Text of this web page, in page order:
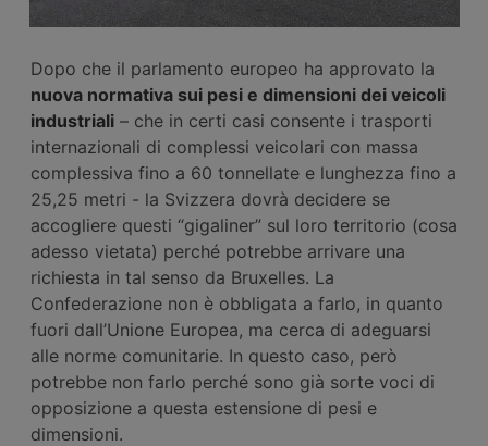
Dopo che il parlamento europeo ha approvato la
nuova normativa sui pesi e dimensioni dei veicoli
industriali – che in certi casi consente i trasporti
internazionali di complessi veicolari con massa
complessiva fino a 60 tonnellate e lunghezza fino a
25,25 metri - la Svizzera dovrà decidere se
accogliere questi “gigaliner” sul loro territorio (cosa
adesso vietata) perché potrebbe arrivare una
richiesta in tal senso da Bruxelles. La
Confederazione non è obbligata a farlo, in quanto
fuori dall’Unione Europea, ma cerca di adeguarsi
alle norme comunitarie. In questo caso, però
potrebbe non farlo perché sono già sorte voci di
opposizione a questa estensione di pesi e
dimensioni.